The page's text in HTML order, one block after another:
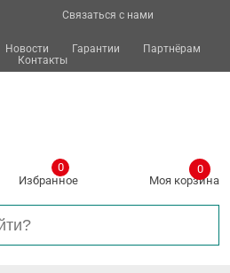
Связаться с нами
Новости Гарантии
Партнёрам
Контакты
Избранное
0
Моя корзина
0